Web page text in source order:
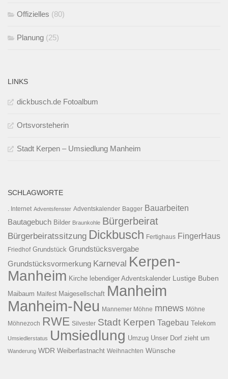
Offizielles (80)
Planung (25)
LINKS
dickbusch.de Fotoalbum
Ortsvorsteherin
Stadt Kerpen – Umsiedlung Manheim
SCHLAGWORTE
. Internet Adventsfenster Adventskalender Bagger Bauarbeiten
Bautagebuch Bilder Braunkohle Bürgerbeirat
Bürgerbeiratssitzung Dickbusch Fertighaus FingerHaus
Friedhof Grundstück Grundstücksvergabe
Grundstücksvormerkung Karneval Kerpen-
Manheim Kirche lebendiger Adventskalender Lustige Buben
Maibaum Maifest Maigesellschaft Manheim
Manheim-Neu Mannemer Möhne mnews Möhne
Möhnezoch RWE Silvester Stadt Kerpen Tagebau Telekom
Umsiedlerstatus Umsiedlung Umzug Unser Dorf zieht um
Wanderung WDR Weiberfastnacht Weihnachten Wünsche